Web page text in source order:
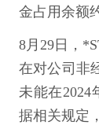
金占用余额
8月29日，
在对公司非
未能在2024
据相关规定